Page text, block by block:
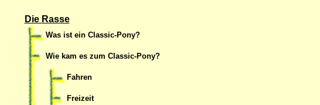
Die Rasse
Was ist ein Classic-Pony?
Wie kam es zum Classic-Pony?
Fahren
Freizeit